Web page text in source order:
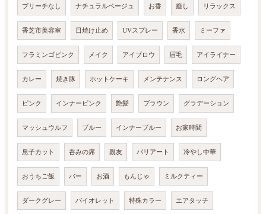
ブリーチなし ナチュラルベージュ お香 癒し リラックス
香芝市美容室 日焼け止め UVスプレー 香水 ミーファ
フラミンゴピンク メイク アイブロウ 眉毛 アイライナー
カレー 焼き豚 ホットケーキ メンテナンス ロングヘア
ピンク インナーピンク 艶髪 ブラウン グラデーション
マッシュウルフ ブルー インナーブルー お家時間
息子カット 呑みの席 親友 バリアート 冷やし中華
おうちご飯 バー お酒 もんじゃ ミルクティー
ダークグレー バイオレット 特殊カラー エアタッチ